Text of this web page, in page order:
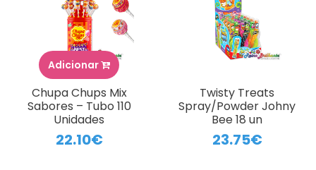
Adicionar
Chupa Chups Mix
Sabores – Tubo 110
Unidades
22.10€
Twisty Treats
Spray/Powder Johny
Bee 18 un
23.75€